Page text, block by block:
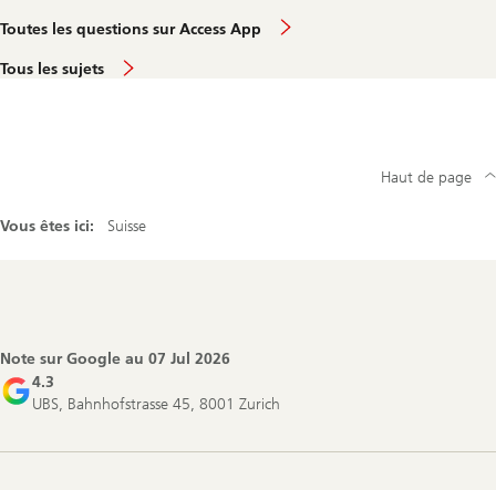
Toutes les questions sur Access App
Tous les sujets
Vous êtes ici: Suisse
Haut de page
Note sur Google au 07 Jul 2026
4.3
UBS, Bahnhofstrasse 45, 8001 Zurich